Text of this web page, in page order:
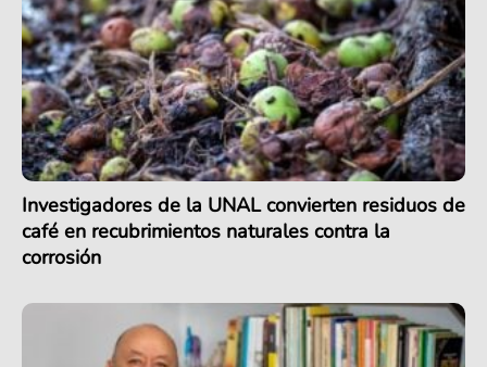
Investigadores de la UNAL convierten residuos de
café en recubrimientos naturales contra la
corrosión